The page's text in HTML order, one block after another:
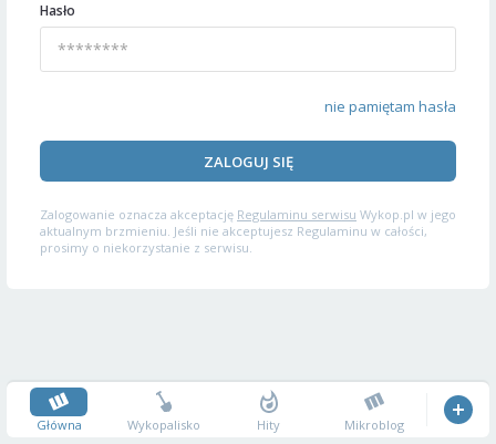
Hasło
nie pamiętam hasła
ZALOGUJ SIĘ
Zalogowanie oznacza akceptację Regulaminu serwisu Wykop.pl w jego
aktualnym brzmieniu. Jeśli nie akceptujesz Regulaminu w całości,
prosimy o niekorzystanie z serwisu.
Główna Wykopalisko Hity Mikroblog